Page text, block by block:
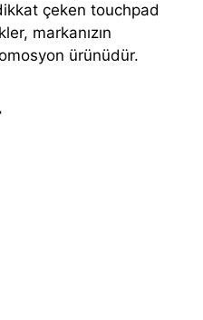
çeken touchpad
markanızın
ürünüdür.